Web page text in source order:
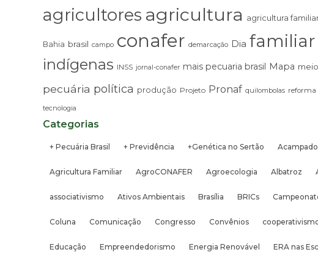
agricultores agricultura agricultura
Bahia brasil campo conafer demarcação Dia familiar
indígenas INSS jornal-conafer mais pecuaria brasil Mapa
pecuária política produção Projeto Pronaf quilombolas reforma
tecnologia
Categorias
+ Pecuária Brasil + Previdência +Genética no Sertão
Agricultura Familiar AgroCONAFER Agroecologia Albatroz
associativismo Ativos Ambientais Brasília BRICs
Coluna Comunicação Congresso Convênios
Educação Empreendedorismo Energia Renovável ERA nas